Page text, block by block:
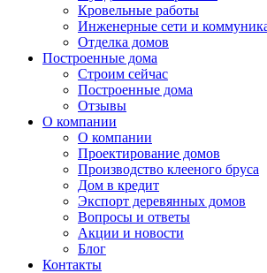
Кровельные работы
Инженерные сети и
Отделка домов
Построенные дома
Строим сейчас
Построенные дома
Отзывы
О компании
О компании
Проектирование домов
Производство клееного бруса
Дом в кредит
Экспорт деревянных домов
Вопросы и ответы
Акции и новости
Блог
Контакты